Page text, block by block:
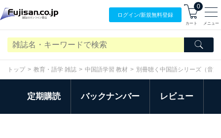
ログイン/新規無料登録
0
カート メニュー
トップ 教育・語学 雑誌 中国語学習 教材 別冊聴く中国語シリーズ（音声
定期購読 バックナンバー レビュー